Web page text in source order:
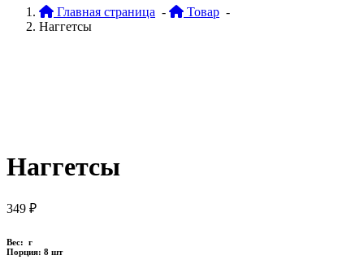
Главная страница - Товар -
Наггетсы
Наггетсы
349 ₽
Вес: г
Порция: 8 шт